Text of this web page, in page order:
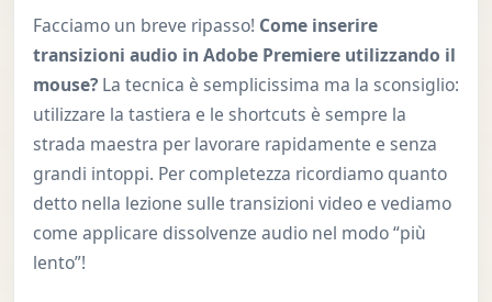
Facciamo un breve ripasso! Come inserire
transizioni audio in Adobe Premiere utilizzando il
mouse?La tecnica è semplicissima ma la sconsiglio:
utilizzare la tastiera e le shortcuts è sempre la
strada maestra per lavorare rapidamente e senza
grandi intoppi. Per completezza ricordiamo quanto
detto nella lezione sulle transizioni video e vediamo
come applicare dissolvenze audio nel modo “più
lento”!